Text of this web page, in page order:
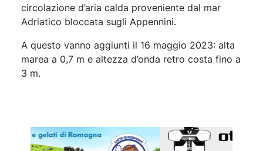
circolazione d’aria calda proveniente dal mar
Adriatico bloccata sugli Appennini.
A questo vanno aggiunti il 16 maggio 2023: alta
marea a 0,7 m e altezza d’onda retro costa fino a
3 m.